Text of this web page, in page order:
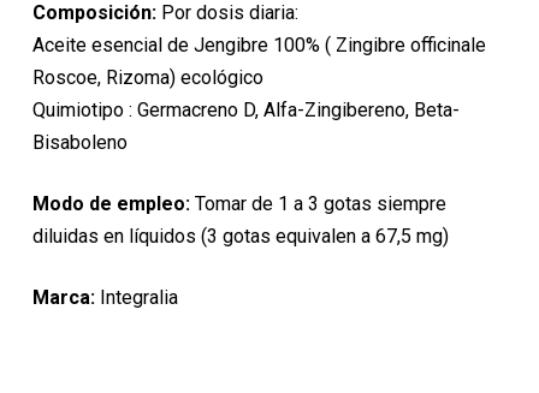
Composición:Por dosis diaria:
Aceite esencial de Jengibre 100% ( Zingibre officinale
Roscoe, Rizoma) ecológico
Quimiotipo : Germacreno D, Alfa-Zingibereno, Beta-
Bisaboleno
Modo de empleo:Tomar de 1 a 3 gotas siempre
diluidas en líquidos (3 gotas equivalen a 67,5 mg)
Marca:Integralia